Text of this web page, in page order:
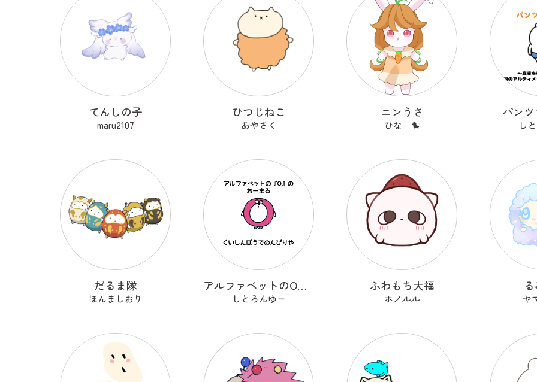
てんしの子
maru2107
ひつじねこ
あやさく
ニンうさ
ひな 🐤
パン
し
だるま隊
ほんましおり
アルファベットのOのおーまる
しとろんゆー
ふわもち大福
ホノルル ヤ